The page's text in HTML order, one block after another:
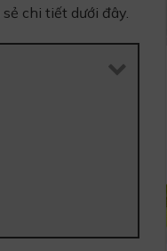
chi tiết dưới đây.